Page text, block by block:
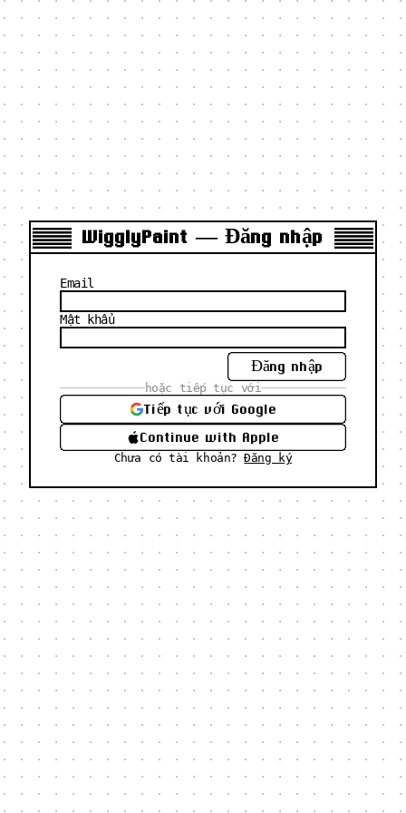
WigglyPaint — Đăng nhập
Email
Mật khẩu
Đăng nhập
hoặc tiếp tục với
Tiếp tục với Google
Continue with Apple
Chưa có tài khoản?Đăng ký